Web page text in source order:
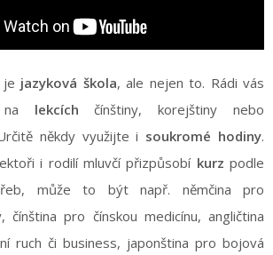
je jazyková škola, ale nejen to. Rádi vás
na lekcích čínštiny, korejštiny nebo
někdy využijte i soukromé hodiny.
i rodilí mluvčí přizpůsobí kurz podle
může to být např. němčina pro
čínština pro čínskou medicínu, angličtina
ruch či business, japonština pro bojová